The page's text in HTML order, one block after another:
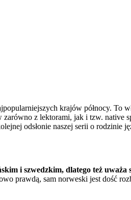
krajów północy. To
z lektorami, jak i tzw. native
odsłonie naszej serii o rodzinie
i szwedzkim, dlatego też uważa
prawdą, sam norweski jest dość